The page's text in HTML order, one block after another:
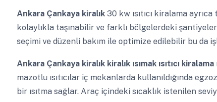
Ankara Çankaya kiralık 30 kw ısıtıcı kiralama
kolaylıkla taşınabilir ve farklı bölgelerdeki
seçimi ve düzenli bakım ile optimize edilebilir bu da
Ankara Çankaya kiralık kiralık ısımak ısıtıcı kiralama
mazotlu ısıtıcılar iç mekanlarda kullanıldığında
bir ısıtma sağlar. Araç içindeki sıcaklık istenilen